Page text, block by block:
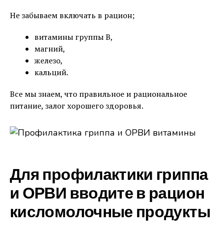
Не забываем включать в рацион;
витамины группы В,
магний,
железо,
кальций.
Все мы знаем, что правильное и рациональное
питание, залог хорошего здоровья.
Для профилактики гриппа
и ОРВИ вводите в рацион
кисломолочные продукты